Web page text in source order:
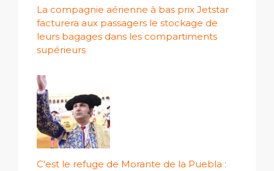
La compagnie aérienne à bas prix Jetstar
facturera aux passagers le stockage de
leurs bagages dans les compartiments
supérieurs
C'est le refuge de Morante de la Puebla :